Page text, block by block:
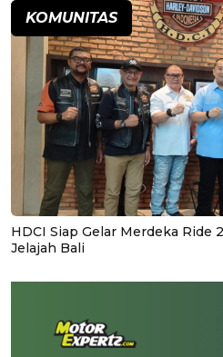
KOMUNITAS
HDCI Siap Gelar Merdeka Ride
Jelajah Bali